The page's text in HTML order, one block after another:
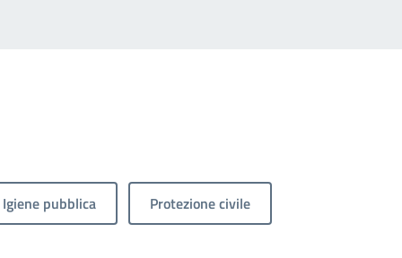
Igiene pubblica Protezione civile